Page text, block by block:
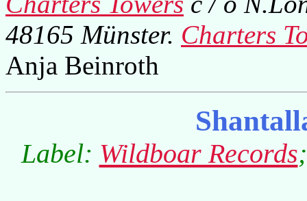
48165 Münster. Charters
Anja Beinroth
Label: Wildboar Records